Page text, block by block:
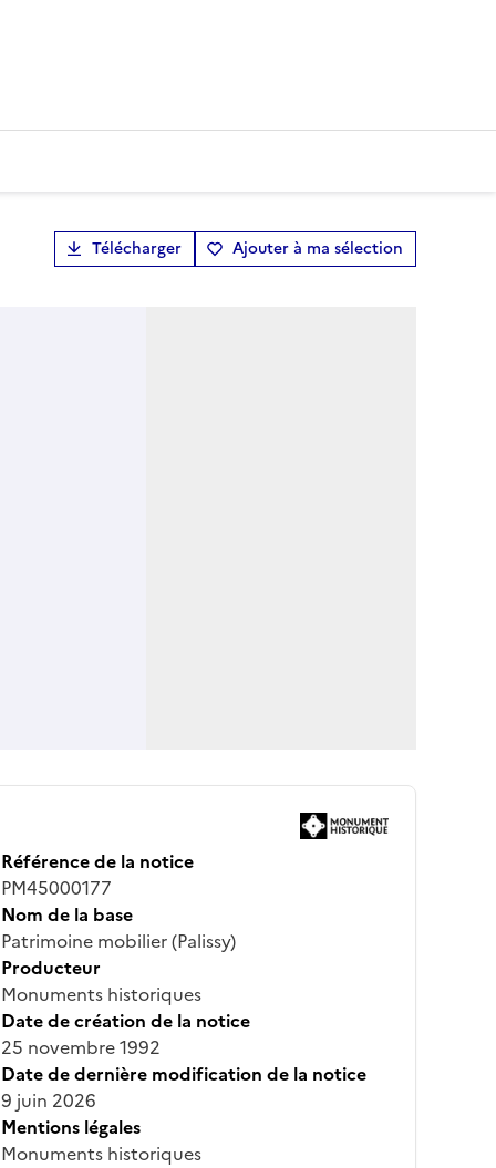
Télécharger Ajouter à ma sélection
Référence de la notice
PM45000177
Nom de la base
Patrimoine mobilier (Palissy)
Producteur
Monuments historiques
Date de création de la notice
25 novembre 1992
Date de dernière modification de la notice
9 juin 2026
Mentions légales
Monuments historiques